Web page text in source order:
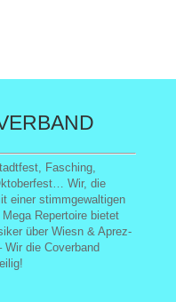
Fasching,
Wir, die
einer stimmgewaltigen
Repertoire bietet
über Wiesn & Aprez-
die Coverband